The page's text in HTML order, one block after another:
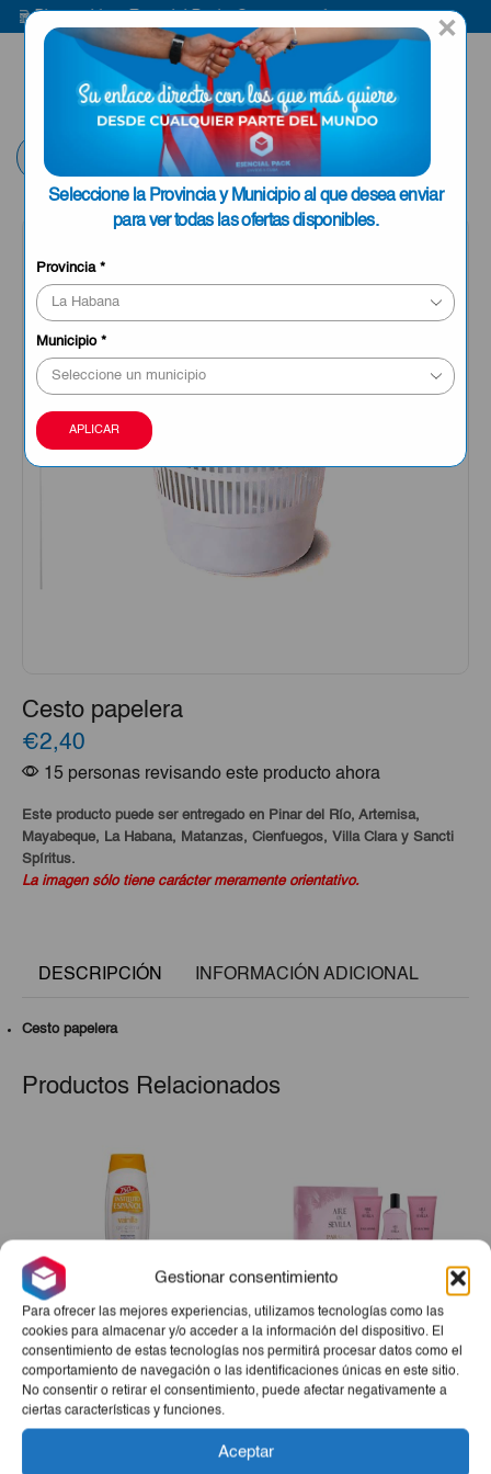
Gestionar consentimiento
Para ofrecer las mejores experiencias, utilizamos tecnologías como las
cookies para almacenar y/o acceder a la información del dispositivo. El
consentimiento de estas tecnologías nos permitirá procesar datos como el
comportamiento de navegación o las identificaciones únicas en este sitio.
No consentir o retirar el consentimiento, puede afectar negativamente a
ciertas características y funciones.
Aceptar
×
Seleccione la Provincia y Municipio al que desea enviar
para ver todas las ofertas disponibles.
Provincia*
Municipio*
APLICAR
Bienvenido a Esencial Pack
ENVIAR A LA
HABANA
Cesto papelera
€2,40
15 personas revisando este producto ahora
Este producto puede ser entregado en Pinar del Río, Artemisa,
Mayabeque, La Habana, Matanzas, Cienfuegos, Villa Clara y Sancti
Spíritus.
La imagen sólo tiene carácter meramente orientativo.
DESCRIPCIÓN INFORMACIÓN ADICIONAL
Cesto papelera
Productos Relacionados
Gel De Ducha Vainilla IE
750ml
€2,60
Estuche Aire De Sevilla
Paradise (Perfume + Gel +
Crema)